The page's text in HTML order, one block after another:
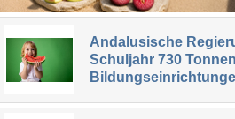
Andalusische
Schuljahr 730